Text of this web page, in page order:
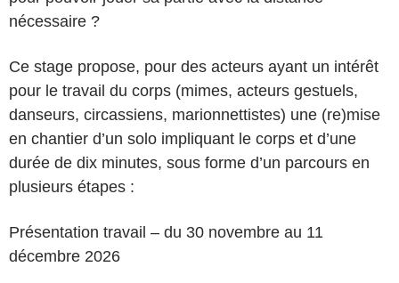
nécessaire ?
Ce stage propose, pour des acteurs ayant un intérêt
pour le travail du corps (mimes, acteurs gestuels,
danseurs, circassiens, marionnettistes) une (re)mise
en chantier d’un solo impliquant le corps et d’une
durée de dix minutes, sous forme d’un parcours en
plusieurs étapes :
Présentation travail – du 30 novembre au 11
décembre 2026